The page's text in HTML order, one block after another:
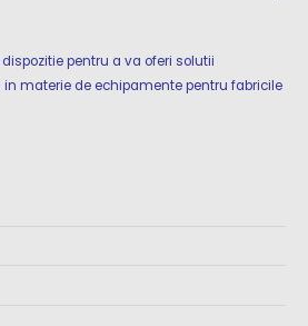
pentru a va oferi solutii
materie de echipamente pentru fabricile